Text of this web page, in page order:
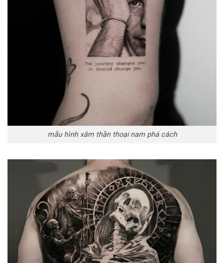
mẫu hình xăm thần thoại nam phá cách